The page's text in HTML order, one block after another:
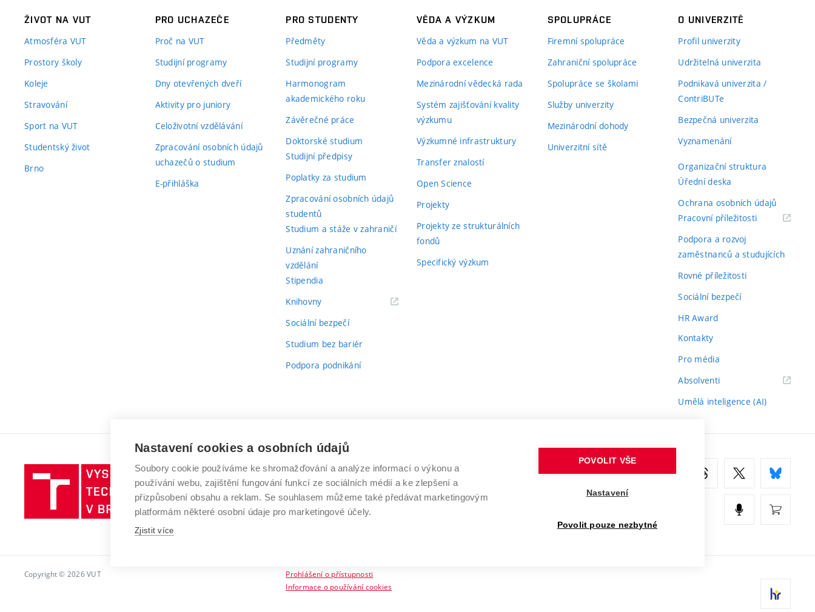
ŽIVOT NA VUT
Atmosféra VUT
Prostory školy
Koleje
Stravování
Sport na VUT
Studentský život
Brno
PRO UCHAZEČE
Proč na VUT
Studijní programy
Dny otevřených dveří
Aktivity pro juniory
Celoživotní vzdělávání
Zpracování osobních údajů
uchazečů o studium
E-přihláška
PRO STUDENTY
Předměty
Studijní programy
Harmonogram
akademického roku
Závěrečné práce
Doktorské studium
Studijní předpisy
Poplatky za studium
Zpracování osobních údajů
studentů
Studium a stáže v zahraničí
Uznání zahraničního
vzdělání
Stipendia
Knihovny(externí
Sociální bezpečí
Studium bez bariér
Podpora podnikání
VĚDA A VÝZKUM
Věda a výzkum na VUT
Podpora excelence
Mezinárodní vědecká rada
Systém zajišťování kvality
výzkumu
Výzkumné infrastruktury
Transfer znalostí
Open Science
Projekty
Projekty ze strukturálních
fondů
Specifický výzkum
SPOLUPRÁCE
Firemní spolupráce
Zahraniční spolupráce
Spolupráce se školami
Služby univerzity
Mezinárodní dohody
Univerzitní sítě
O UNIVERZITĚ
Profil univerzity
Udržitelná univerzita
Podnikavá univerzita /
ContriBUTe
Bezpečná univerzita
Vyznamenání
Organizační struktura
Úřední deska
Ochrana osobních údajů
Pracovní příležitosti(externí
Podpora a rozvoj
zaměstnanců a studujících
Rovné příležitosti
Sociální bezpečí
HR Award
Kontakty
Pro média
Absolventi(externí
Umělá inteligence (AI)
Vysoké
učení
technické
v
VYSOKÉ UČENÍ TECHNICKÉ V BRNĚ
Antonínská 548/1
602 00 Brno
www.vut.cz
Copyright © 2026 VUT
Prohlášení o přístupnosti
Informace o používání cookies
Nastavení cookies a osobních údajů
Soubory cookie používáme ke shromažďování a analýze informací o výkonu a
používání webu, zajištění fungování funkcí ze sociálních médií a ke zlepšení a
přizpůsobení obsahu a reklam. Se souhlasem můžeme také předávat marketingovým
platformám některé osobní údaje pro marketingové účely.
Zjistit více
POVOLIT VŠE
Nastavení
Povolit pouze nezbytné